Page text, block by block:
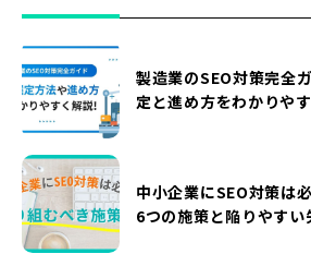
製造業のSEO対策完全
定と進め方をわかりや
中小企業にSEO対策は
6つの施策と陥りやすい